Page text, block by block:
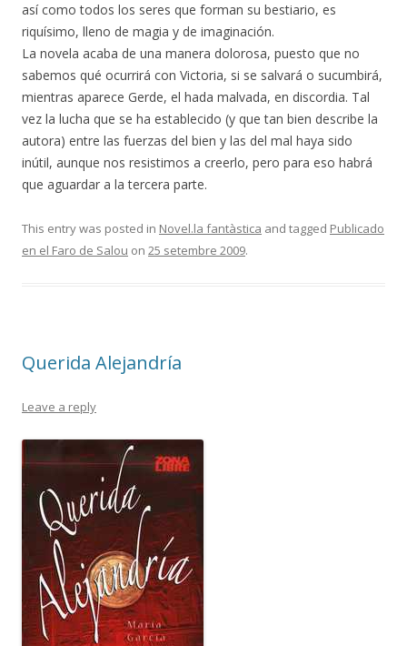
así como todos los seres que forman su bestiario, es
riquísimo, lleno de magia y de imaginación.
La novela acaba de una manera dolorosa, puesto que no
sabemos qué ocurrirá con Victoria, si se salvará o sucumbirá,
mientras aparece Gerde, el hada malvada, en discordia. Tal
vez la lucha que se ha establecido (y que tan bien describe la
autora) entre las fuerzas del bien y las del mal haya sido
inútil, aunque nos resistimos a creerlo, pero para eso habrá
que aguardar a la tercera parte.
This entry was posted in Novel.la fantàstica and tagged Publicado
en el Faro de Salou on 25 setembre 2009.
Querida Alejandría
Leave a reply